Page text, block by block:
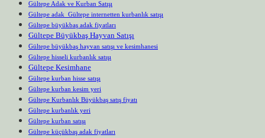
Gültepe Adak ve Kurban Satışı
Gültepe adak Gültepe internetten kurbanlık satışı
Gültepe büyükbaş adak fiyatları
Gültepe Büyükbaş Hayvan Satışı
Gültepe büyükbaş hayvan satışı ve kesimhanesi
Gültepe hisseli kurbanlık satışı
Gültepe Kesimhane
Gültepe kurban hisse satışı
Gültepe kurban kesim yeri
Gültepe Kurbanlık Büyükbaş satış fiyatı
Gültepe kurbanlık yeri
Gültepe kurban satışı
Gültepe küçükbaş adak fiyatları